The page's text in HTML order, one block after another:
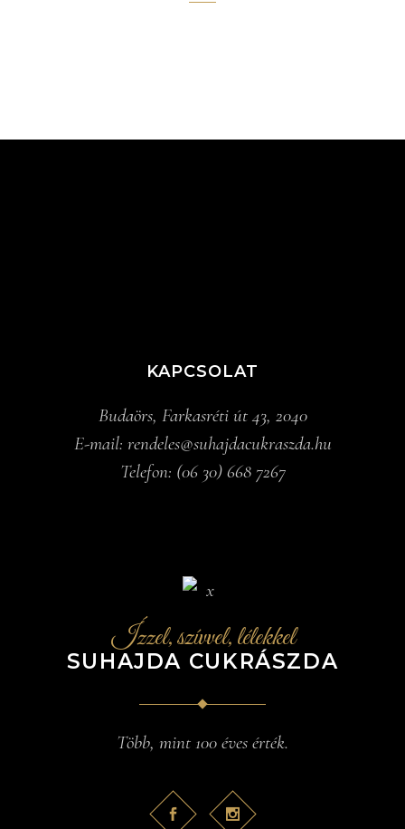
KAPCSOLAT
Budaörs, Farkasréti út 43, 2040
E-mail: rendeles@suhajdacukraszda.hu
Telefon: (06 30) 668 7267
Ízzel, szívvel, lélekkel
SUHAJDA CUKRÁSZDA
Több, mint 100 éves érték.